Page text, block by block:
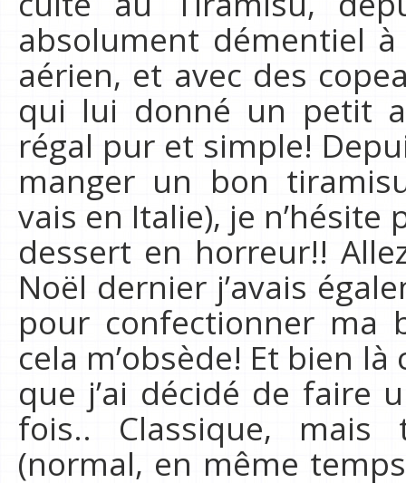
absolument démentiel
aérien, et avec des
qui lui donné un petit
régal pur et simple!
manger un bon
vais en Italie), je n’hésite
dessert en horreur!!
Noël dernier j’avais
pour confectionner ma
cela m’obsède! Et bien
que j’ai décidé de faire
fois.. Classique,
(normal, en même